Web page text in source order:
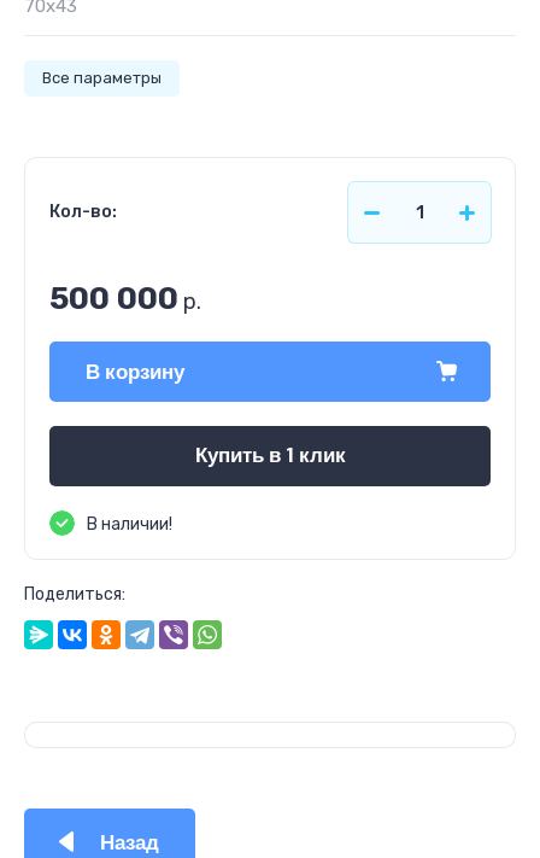
70х43
Все параметры
Кол-во:
500 000 р.
В корзину
Купить в 1 клик
В наличии!
Поделиться:
Назад